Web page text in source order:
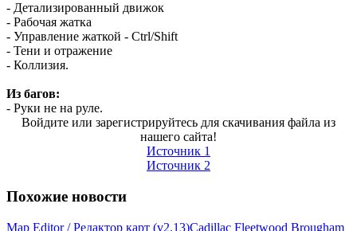
- Детализированный движок
- Рабочая жатка
- Управление жаткой - Ctrl/Shift
- Тени и отражение
- Коллизия.
Из багов:
- Руки не на руле.
Войдите или зарегистрируйтесь для скачивания файла из
нашего сайта!
Источник 1
Источник 2
Похожие новости
Map Editor / Редактор карт (v2.13)Cadillac Fleetwood Brougham